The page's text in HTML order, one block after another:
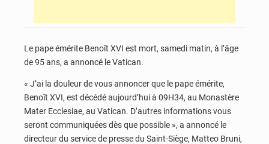
Le pape émérite Benoît XVI est mort, samedi matin, à l’âge
de 95 ans, a annoncé le Vatican.
« J’ai la douleur de vous annoncer que le pape émérite,
Benoît XVI, est décédé aujourd’hui à 09H34, au Monastère
Mater Ecclesiae, au Vatican. D’autres informations vous
seront communiquées dès que possible », a annoncé le
directeur du service de presse du Saint-Siège, Matteo Bruni,